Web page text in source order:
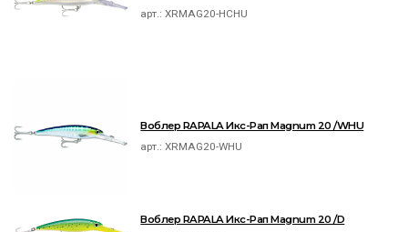
арт.:XRMAG20-HCHU
Воблер RAPALA Икс-Рап Magnum 20 /WHU
арт.:XRMAG20-WHU
Воблер RAPALA Икс-Рап Magnum 20 /D